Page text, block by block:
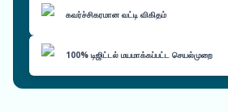
கவர்ச்சிகரமான வட்டி விகிதம்
100% டிஜிட்டல் மயமாக்கப்பட்ட செயல்முறை